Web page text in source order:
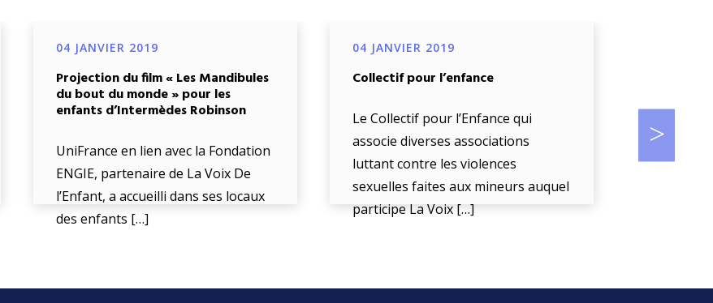
04 JANVIER 2019
Projection du film « Les Mandibules
du bout du monde » pour les
enfants d’Intermèdes Robinson
UniFrance en lien avec la Fondation
ENGIE, partenaire de La Voix De
l’Enfant, a accueilli dans ses locaux
des enfants […]
04 JANVIER 2019
Collectif pour l’enfance
Le Collectif pour l’Enfance qui
associe diverses associations
luttant contre les violences
sexuelles faites aux mineurs auquel
participe La Voix […]
La Voix